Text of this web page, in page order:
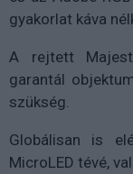
gyakorlat káva
A rejtett
garantál
szükség.
Globálisan is
MicroLED tévé,